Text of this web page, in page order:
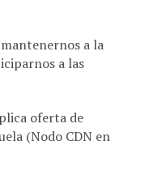
a la
a las
oferta de
(Nodo CDN en